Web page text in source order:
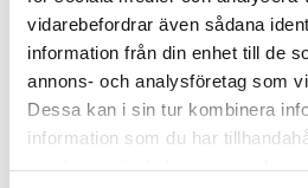
vidarebefordrar även sådana
information från din enhet till de
annons- och analysföretag som
Dessa kan i sin tur kombinera
information som du har
maj (8)
mars (5)
februari (9)
januari (12)
2024
december (5)